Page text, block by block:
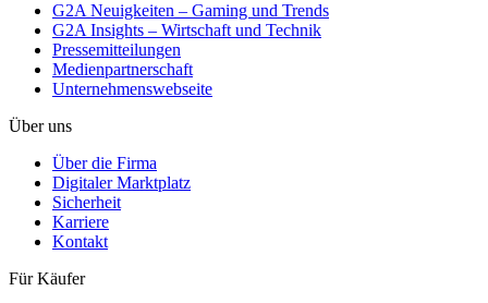
G2A Neuigkeiten – Gaming und Trends
G2A Insights – Wirtschaft und Technik
Pressemitteilungen
Medienpartnerschaft
Unternehmenswebseite
Über uns
Über die Firma
Digitaler Marktplatz
Sicherheit
Karriere
Kontakt
Für Käufer